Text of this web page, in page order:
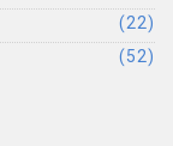
(22)
(52)